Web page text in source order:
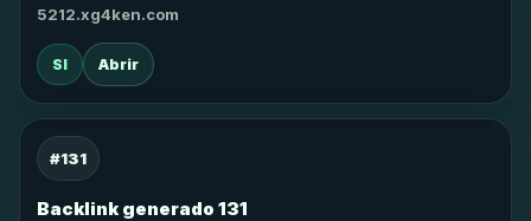
5212.xg4ken.com
SI Abrir
#131
Backlink generado 131